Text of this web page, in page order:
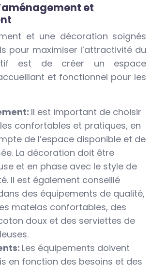
et
et une décoration soignés
pour maximiser l’attractivité du
est de créer un espace
et fonctionnel pour les
Il est important de choisir
confortables et pratiques, en
de l’espace disponible et de
La décoration doit être
et en phase avec le style de
Il est également conseillé
des équipements de qualité,
matelas confortables, des
doux et des serviettes de
Les équipements doivent
en fonction des besoins et des